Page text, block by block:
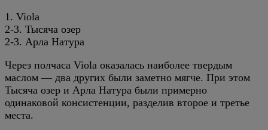
1. Viola
2-3. Тысяча озер
2-3. Арла Натура
Через полчаса Viola оказалась наиболее твердым
маслом — два других были заметно мягче. При этом
Тысяча озер и Арла Натура были примерно
одинаковой консистенции, разделив второе и третье
места.